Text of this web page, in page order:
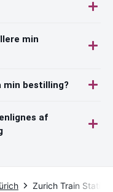
min
bestilling?
af
Zurich Train Station